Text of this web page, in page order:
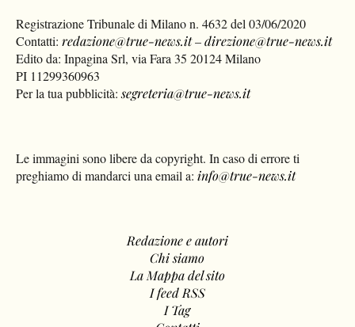
Registrazione Tribunale di Milano n. 4632 del 03/06/2020
Contatti:redazione@true-news.it–direzione@true-news.it
Edito da: Inpagina Srl, via Fara 35 20124 Milano
PI 11299360963
Per la tua pubblicità:segreteria@true-news.it
Le immagini sono libere da copyright. In caso di errore ti
preghiamo di mandarci una email a: info@true-news.it
Redazione e autori
Chi siamo
La Mappa del sito
I feed RSS
I Tag